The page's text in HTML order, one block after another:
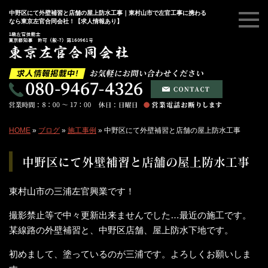
中野区にて外壁補習と店舗の屋上防水工事｜東村山市で左官工事に携わる
なら東京左官合同会社！【求人情報あり】
HOME » ブログ » 施工事例 » 中野区にて外壁補習と店舗の屋上防水工事
中野区にて外壁補習と店舗の屋上防水工事
東村山市の三浦左官興業です！
撮影禁止等で中々更新出来ませんでした…最近の施工です。
某線路の外壁補習と、中野区店舗、屋上防水下地です。
初めまして、塗っているのが三浦です。よろしくお願いしま